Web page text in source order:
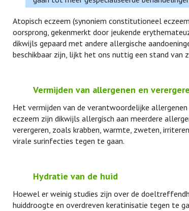
Atopisch eczeem (synoniem constitutioneel
oorsprong, gekenmerkt door jeukende
dikwijls gepaard met andere allergische
beschikbaar zijn, lijkt het ons nuttig een stand van
Vermijden van allergenen en
Het vermijden van de verantwoordelijke
eczeem zijn dikwijls allergisch aan meerdere
verergeren, zoals krabben, warmte, zweten,
virale surinfecties tegen te gaan.
Hydratie van de huid
Hoewel er weinig studies zijn over de
huiddroogte en overdreven keratinisatie tegen te